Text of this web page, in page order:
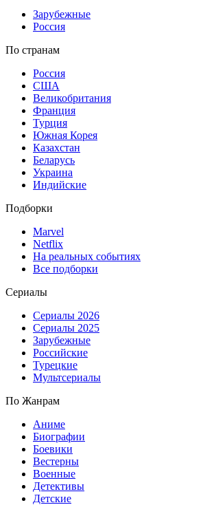
Зарубежные
Россия
По странам
Россия
США
Великобритания
Франция
Турция
Южная Корея
Казахстан
Беларусь
Украина
Индийские
Подборки
Marvel
Netflix
На реальных событиях
Все подборки
Сериалы
Сериалы 2026
Сериалы 2025
Зарубежные
Российские
Турецкие
Мультсериалы
По Жанрам
Аниме
Биографии
Боевики
Вестерны
Военные
Детективы
Детские